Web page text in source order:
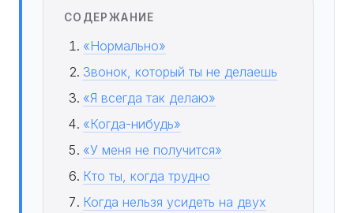
СОДЕРЖАНИЕ
«Нормально»
Звонок, который ты не делаешь
«Я всегда так делаю»
«Когда-нибудь»
«У меня не получится»
Кто ты, когда трудно
Когда нельзя усидеть на двух